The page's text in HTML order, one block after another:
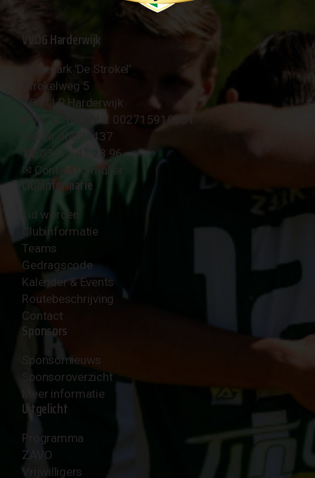
VVOG Harderwijk
Sportpark 'De Strokel'
Strokelweg 5
3847 LR Harderwijk
BTW Nummer NL 002715910B01
KvK Nr 40094437
☎︎ 0341 - 41 28 96
✉︎ Contactformulier
Clubinformatie
Lid worden
Clubinformatie
Teams
Gedragscode
Kalender & Events
Routebeschrijving
Contact
Sponsors
Sponsornieuws
Sponsoroverzicht
Meer informatie
Uitgelicht
Programma
ZAVO
Vrijwilligers